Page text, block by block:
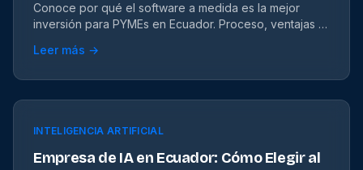
Conoce por qué el software a medida es la mejor
inversión para PYMEs en Ecuador. Proceso, ventajas y
Leer más →
INTELIGENCIA ARTIFICIAL
Empresa de IA en Ecuador: Cómo Elegir al